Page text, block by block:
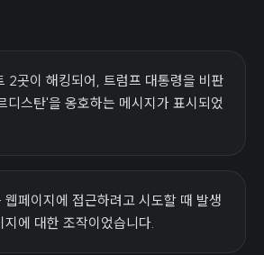
2곳이 해킹되어, 트럼프 대통령을 비판
디스탄'을 옹호하는 메시지가 표시되었
웹페이지에 접근하려고 시도할 때 발생
지에 대한 조작이었습니다.